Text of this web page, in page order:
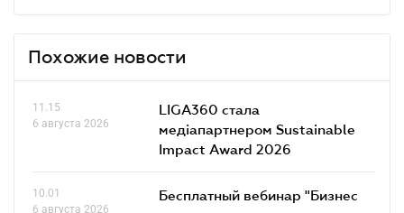
Похожие новости
11.15
6 августа 2026
LIGA360 стала
медіапартнером Sustainable
Impact Award 2026
10.01
6 августа 2026
Бесплатный вебинар "Бизнес